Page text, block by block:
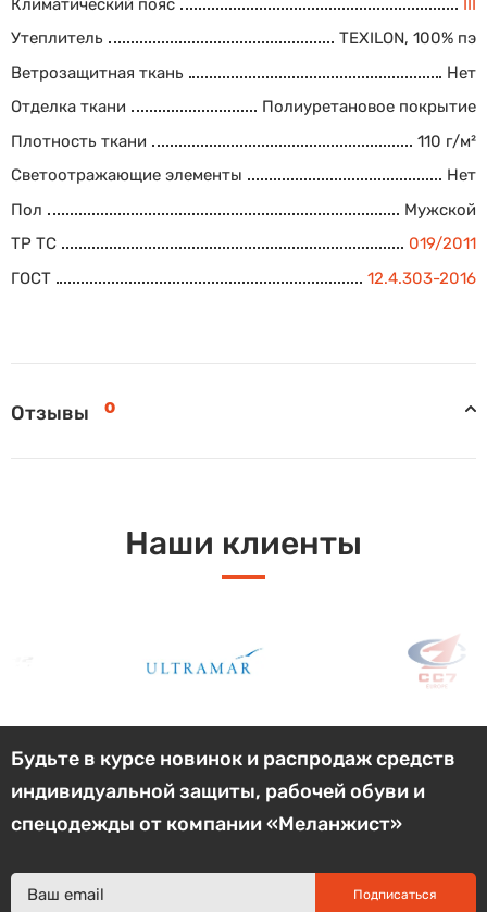
Утеплитель
TEXILON, 100% пэ
Ветрозащитная ткань
Нет
Отделка ткани
Полиуретановое покрытие
Плотность ткани
110 г/м²
Светоотражающие элементы
Нет
Пол
Мужской
ТР ТС
019/2011
ГОСТ
12.4.303-2016
Отзывы 0
Наши клиенты
Будьте в курсе новинок и распродаж средств
индивидуальной защиты, рабочей обуви и
спецодежды от компании «Меланжист»
Подписаться